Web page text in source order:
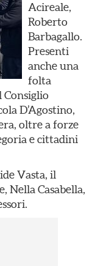
Acireale,
Roberto
Barbagallo.
Presenti
anche una
folta
Consiglio
D’Agostino,
oltre a forze
e cittadini
Vasta, il
Nella Casabella,